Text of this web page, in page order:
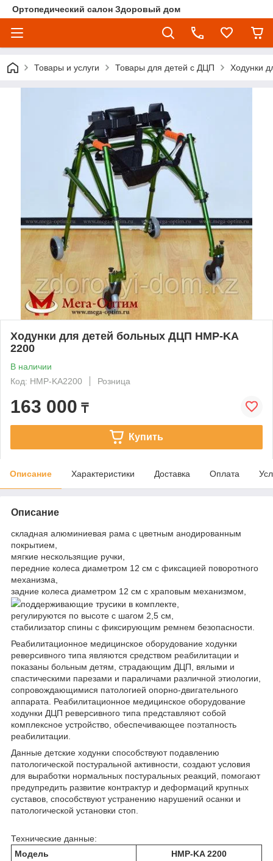
Ортопедический салон Здоровый дом
Товары и услуги Товары для детей с ДЦП Ходунки
Ходунки для детей больных ДЦП HMP-KA
2200
В наличии
Код: HMP-KA2200
Розница
163 000 ₸
Купить
Описание Характеристики Доставка Оплата
Описание
складная алюминиевая рама с цветным анодированным
покрытием,
мягкие нескользящие ручки,
передние колеса диаметром 12 см с фиксацией поворотного
механизма,
задние колеса диаметром 12 см с храповым механизмом,
поддерживающие трусики в комплекте,
регулируются по высоте с шагом 2,5 см,
стабилизатор спины с фиксирующим ремнем безопасности.
Реабилитационное медицинское оборудование ходунки
реверсивного типа являются средством реабилитации и
показаны больным детям, страдающим ДЦП, вялыми и
спастическими парезами и параличами различной этиологии,
сопровождающимися патологией опорно-двигательного
аппарата. Реабилитационное медицинское оборудование
ходунки ДЦП реверсивного типа представляют собой
комплексное устройство, обеспечивающее поэтапность
реабилитации.
Данные детские ходунки способствуют подавлению
патологической постуральной активности, создают условия
для выработки нормальных постуральных реакций, помогают
предупредить развитие контрактур и деформаций крупных
суставов, способствуют устранению нарушений осанки и
патологической установки стоп.
Технические данные:
Модель
HMP-KA 2200